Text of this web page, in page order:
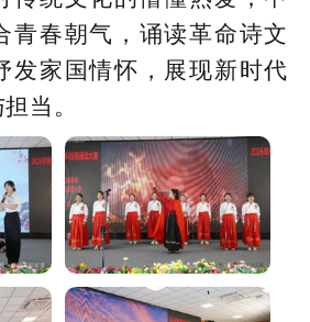
青春朝气，诵读革命诗文
发家国情怀，展现新时代
当。